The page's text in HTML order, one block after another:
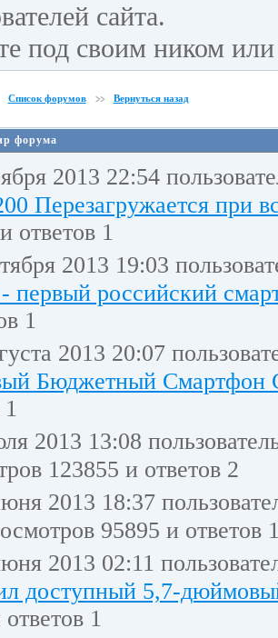
сайта.
под своим ником или
Список форумов Вернуться назад
форума
2013 22:54
Перезагружается при
ответов 1
2013 19:03
первый российский
1
2013 20:07
Бюджетный Смартфон
1
2013 13:08
123855 и ответов 2
2013 18:37
95895 и ответов
2013 02:11
доступный 5,7-
1